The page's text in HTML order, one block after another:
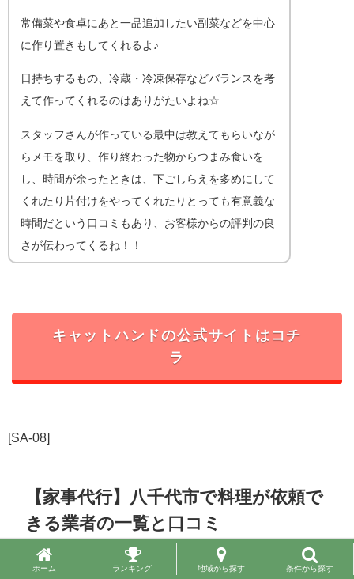
常備菜や食卓にあと一品追加したい副菜などを中心
に作り置きもしてくれるよ♪
日持ちするもの、冷蔵・冷凍保存などバランスを考
えて作ってくれるのはありがたいよね☆
スタッフさんが作っている最中は教えてもらいなが
らメモを取り、作り終わった物からつまみ食いを
し、時間が余ったときは、下ごしらえを多めにして
くれたり片付けをやってくれたりとっても有意義な
時間だという口コミもあり、お客様からの評判の良
さが伝わってくるね！！
キャットハンドの公式サイトはコチ
ラ
[SA-08]
【家事代行】八千代市で料理が依頼で
きる業者の一覧と口コミ